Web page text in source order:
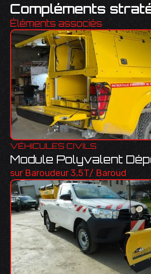
Compléments
Éléments associés
VÉHICULES CIVILS
Module Polyvalent
sur Baroudeur 3,5T/ Baroud